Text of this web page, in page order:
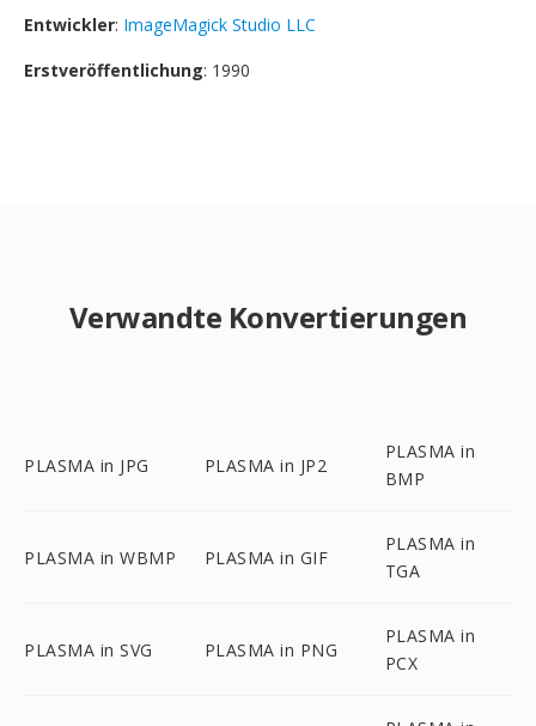
Entwickler: ImageMagick Studio LLC
Erstveröffentlichung: 1990
Verwandte Konvertierungen
PLASMA in JPG PLASMA in JP2
PLASMA in
BMP
PLASMA in WBMP PLASMA in GIF
PLASMA in
TGA
PLASMA in SVG PLASMA in PNG
PLASMA in
PCX